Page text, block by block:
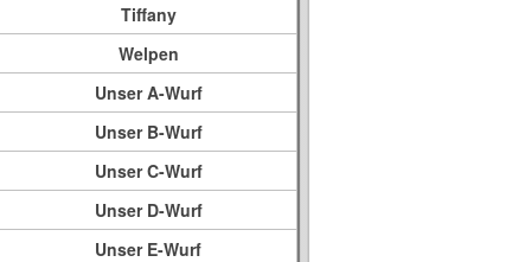
Tiffany
Welpen
Unser A-Wurf
Unser B-Wurf
Unser C-Wurf
Unser D-Wurf
Unser E-Wurf